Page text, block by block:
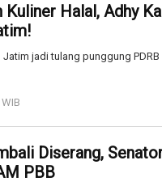
Kuliner Halal, Adhy
jadi tulang punggung
Diserang,
PBB